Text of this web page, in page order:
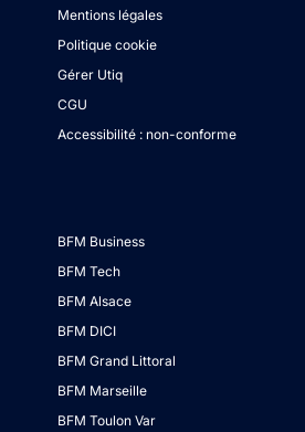
Mentions légales
Politique cookie
Gérer Utiq
CGU
Accessibilité : non-conforme
BFM Business
BFM Tech
BFM Alsace
BFM DICI
BFM Grand Littoral
BFM Marseille
BFM Toulon Var